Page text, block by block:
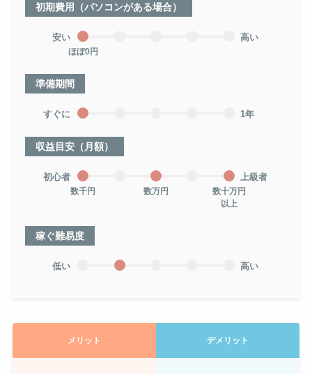
初期費用（パソコンがある場合）
安い
ほぼ0円
高い
準備期間
すぐに 1年
収益目安（月額）
初心者
数千円 数万円
数十万円
以上
上級者
稼ぐ難易度
低い 高い
メリット デメリット